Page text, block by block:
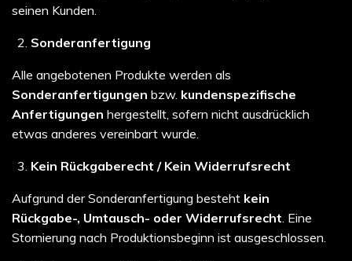
seinen Kunden.
Sonderanfertigung
Alle angebotenen Produkte werden als
Sonderanfertigungen bzw. kundenspezifische
Anfertigungen hergestellt, sofern nicht ausdrücklich
etwas anderes vereinbart wurde.
Kein Rückgaberecht / Kein Widerrufsrecht
Aufgrund der Sonderanfertigung besteht kein
Rückgabe-, Umtausch- oder Widerrufsrecht. Eine
Stornierung nach Produktionsbeginn ist ausgeschlossen.